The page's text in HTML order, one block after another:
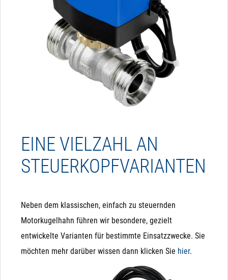
EINE VIELZAHL AN
STEUERKOPFVARIANTEN
Neben dem klassischen, einfach zu steuernden
Motorkugelhahn führen wir besondere, gezielt
entwickelte Varianten für bestimmte Einsatzzwecke. Sie
möchten mehr darüber wissen dann klicken Sie hier.